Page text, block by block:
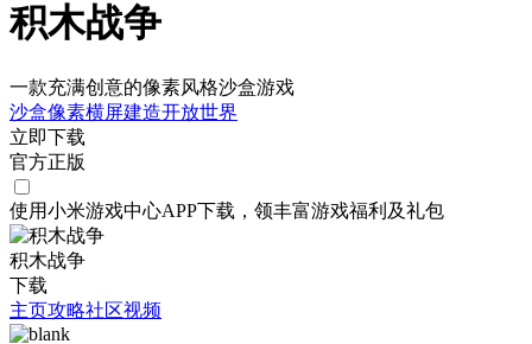
积木战争
一款充满创意的像素风格沙盒游戏
沙盒像素横屏建造开放世界
立即下载
官方正版
使用小米游戏中心APP下载 ，领丰富游戏福利 及礼包
积木战争
下载
主页攻略社区视频